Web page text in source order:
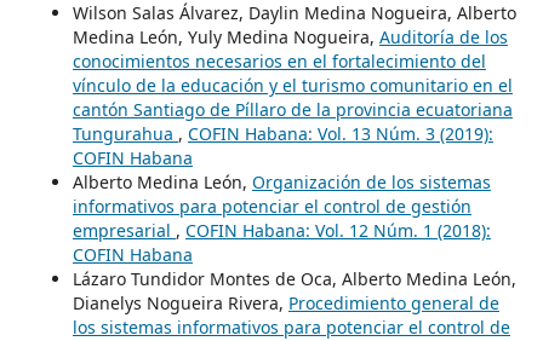
Wilson Salas Álvarez, Daylin Medina Nogueira, Alberto
Medina León, Yuly Medina Nogueira, Auditoría de los
conocimientos necesarios en el fortalecimiento del
vínculo de la educación y el turismo comunitario en el
cantón Santiago de Píllaro de la provincia ecuatoriana
Tungurahua , COFIN Habana: Vol. 13 Núm. 3 (2019):
COFIN Habana
Alberto Medina León, Organización de los sistemas
informativos para potenciar el control de gestión
empresarial , COFIN Habana: Vol. 12 Núm. 1 (2018):
COFIN Habana
Lázaro Tundidor Montes de Oca, Alberto Medina León,
Dianelys Nogueira Rivera, Procedimiento general de
los sistemas informativos para potenciar el control de